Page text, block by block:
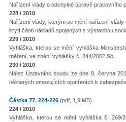
Nařízení vlády o odchylné úpravě pracovního
228 / 2010
Nařízení vlády, kterým se mění nařízení
krytí části nákladů spojených s výstavbou
229 / 2010
Vyhláška, kterou se mění vyhláška
měření, ve znění vyhlášky č. 344/2002 Sb.
230 / 2010
Nález Ústavního soudu ze dne 8. června
některých omezujících opatřeních k
Částka 77, 224-226 (pdf, 1,9 MB)
224 / 2010
Vyhláška, kterou se mění vyhláška č. 269/